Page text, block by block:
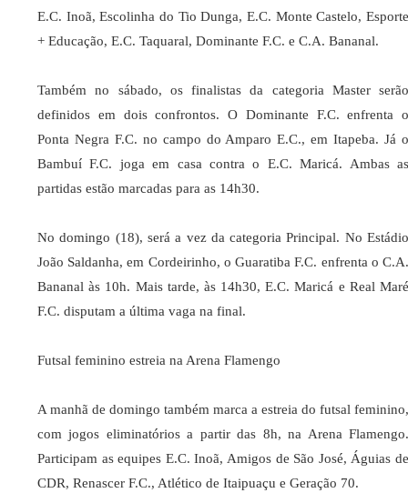
E.C. Inoã, Escolinha do Tio Dunga, E.C. Monte Castelo, Esporte
+ Educação, E.C. Taquaral, Dominante F.C. e C.A. Bananal.
Também no sábado, os finalistas da categoria Master serão
definidos em dois confrontos. O Dominante F.C. enfrenta o
Ponta Negra F.C. no campo do Amparo E.C., em Itapeba. Já o
Bambuí F.C. joga em casa contra o E.C. Maricá. Ambas as
partidas estão marcadas para as 14h30.
No domingo (18), será a vez da categoria Principal. No Estádio
João Saldanha, em Cordeirinho, o Guaratiba F.C. enfrenta o C.A.
Bananal às 10h. Mais tarde, às 14h30, E.C. Maricá e Real Maré
F.C. disputam a última vaga na final.
Futsal feminino estreia na Arena Flamengo
A manhã de domingo também marca a estreia do futsal feminino,
com jogos eliminatórios a partir das 8h, na Arena Flamengo.
Participam as equipes E.C. Inoã, Amigos de São José, Águias de
CDR, Renascer F.C., Atlético de Itaipuaçu e Geração 70.